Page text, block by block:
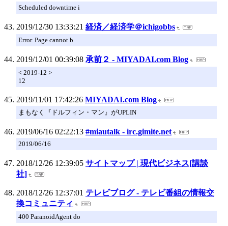
Scheduled downtime i
2019/12/30 13:33:21 経済／経済学＠ichigobbs
Error. Page cannot b
2019/12/01 00:39:08 承前２ - MIYADAI.com Blog
< 2019-12 >
12
2019/11/01 17:42:26 MIYADAI.com Blog
まもなく『ドルフィン・マン』がUPLIN
2019/06/16 02:22:13 #miautalk - irc.gimite.net
2019/06/16
2018/12/26 12:39:05 サイトマップ | 現代ビジネス[講談
社]
2018/12/26 12:37:01 テレビブログ - テレビ番組の情報交
換コミュニティ
400 ParanoidAgent do